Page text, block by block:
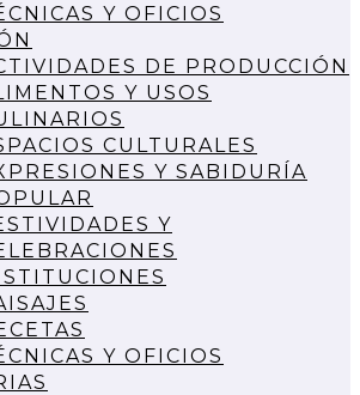
Y OFICIOS
DE PRODUCCIÓN
Y USOS
CULTURALES
Y SABIDURÍA
Y
Y OFICIOS